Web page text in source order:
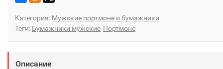
Категория: Мужские портмоне и бумажники
Теги: Бумажники мужские Портмоне
Описание